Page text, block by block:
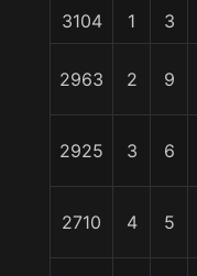
3104 1 3
2963 2 9
2925 3 6
2710 4 5